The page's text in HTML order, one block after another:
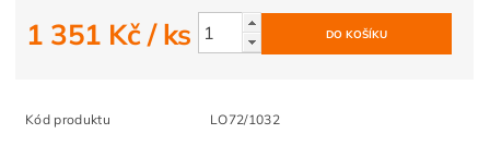
1 351 Kč/ ks
Kód produktu LO72/1032